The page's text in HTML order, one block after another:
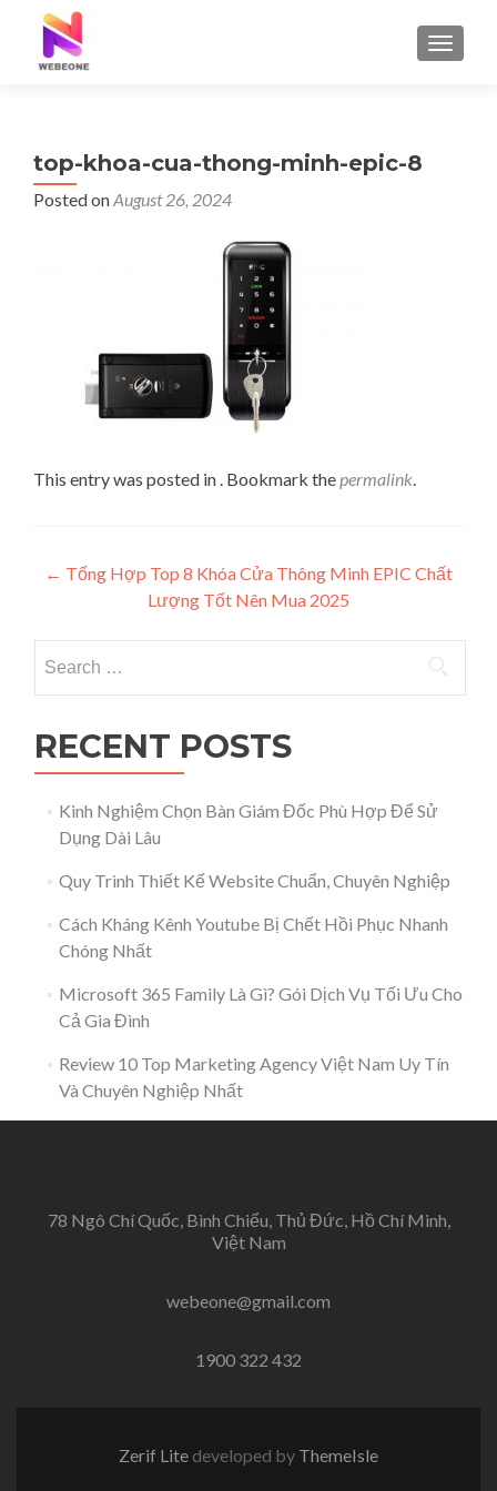
top-khoa-cua-thong-minh-epic-8
Posted onAugust 26, 2024
This entry was posted in . Bookmark thepermalink.
Post navigation
← Tổng Hợp Top 8 Khóa Cửa Thông Minh EPIC Chất
Lượng Tốt Nên Mua 2025
RECENT POSTS
Kinh Nghiệm Chọn Bàn Giám Đốc Phù Hợp Để Sử
Dụng Dài Lâu
Quy Trình Thiết Kế Website Chuẩn, Chuyên Nghiệp
Cách Kháng Kênh Youtube Bị Chết Hồi Phục Nhanh
Chóng Nhất
Microsoft 365 Family Là Gì? Gói Dịch Vụ Tối Ưu Cho
Cả Gia Đình
Review 10 Top Marketing Agency Việt Nam Uy Tín
Và Chuyên Nghiệp Nhất
78 Ngô Chí Quốc, Bình Chiểu, Thủ Đức, Hồ Chí Minh,
Việt Nam
webeone@gmail.com
1900 322 432
Zerif Lite developed by ThemeIsle